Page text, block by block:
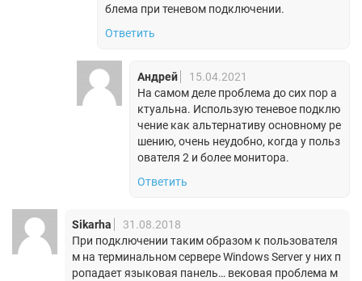
блема при теневом подключении.
Ответить
Андрей
15.04.2021
На самом деле проблема до сих пор а
ктуальна. Использую теневое подклю
чение как альтернативу основному ре
шению, очень неудобно, когда у польз
ователя 2 и более монитора.
Ответить
Sikarha
31.08.2018
При подключении таким образом к пользователя
м на терминальном сервере Windows Server у них п
ропадает языковая панель… вековая проблема м